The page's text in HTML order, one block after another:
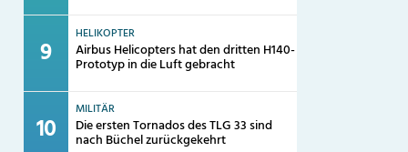
HELIKOPTER
Airbus Helicopters hat den dritten H140-
Prototyp in die Luft gebracht
MILITÄR
Die ersten Tornados des TLG 33 sind
nach Büchel zurückgekehrt